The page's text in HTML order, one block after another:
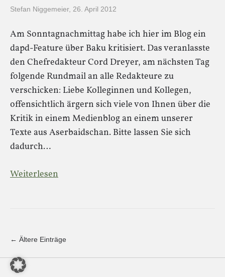
Stefan Niggemeier, 26. April 2012
Am Sonntagnachmittag habe ich hier im Blog ein
dapd-Feature über Baku kritisiert. Das veranlasste
den Chefredakteur Cord Dreyer, am nächsten Tag
folgende Rundmail an alle Redakteure zu
verschicken: Liebe Kolleginnen und Kollegen,
offensichtlich ärgern sich viele von Ihnen über die
Kritik in einem Medienblog an einem unserer
Texte aus Aserbaidschan. Bitte lassen Sie sich
dadurch…
Weiterlesen
← Ältere Einträge